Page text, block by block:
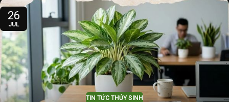
26
JUL
TIN TỨC THỦY SINH